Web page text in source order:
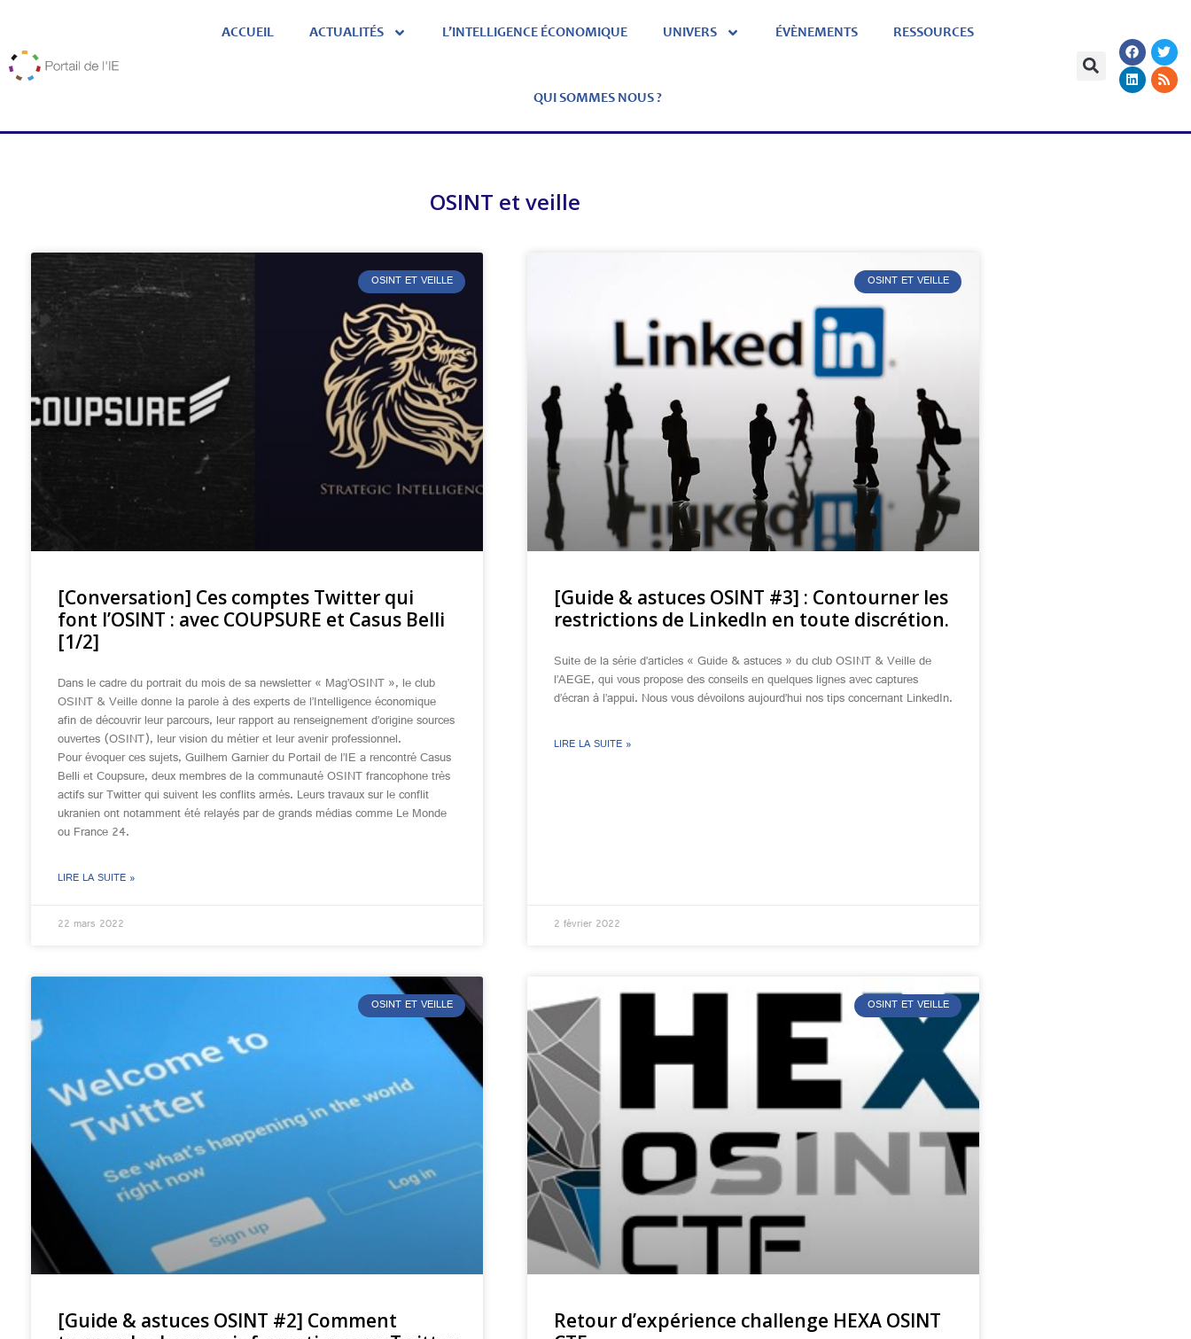
ACCUEIL ACTUALITÉS L’INTELLIGENCE ÉCONOMIQUE UNIVERS ÉVÈNEMENTS RESSOURCES
QUI SOMMES NOUS ?
OSINT et veille
OSINT ET VEILLE
[Conversation] Ces comptes Twitter qui
font l’OSINT : avec COUPSURE et Casus Belli
[1/2]
Dans le cadre du portrait du mois de sa newsletter « Mag’OSINT », le club
OSINT & Veille donne la parole à des experts de l’Intelligence économique
afin de découvrir leur parcours, leur rapport au renseignement d’origine sources
ouvertes (OSINT), leur vision du métier et leur avenir professionnel.
Pour évoquer ces sujets, Guilhem Garnier du Portail de l’IE a rencontré Casus
Belli et Coupsure, deux membres de la communauté OSINT francophone très
actifs sur Twitter qui suivent les conflits armés. Leurs travaux sur le conflit
ukranien ont notamment été relayés par de grands médias comme Le Monde
ou France 24.
LIRE LA SUITE »
22 mars 2022
OSINT ET VEILLE
[Guide & astuces OSINT #3] : Contourner les
restrictions de LinkedIn en toute discrétion.
Suite de la série d’articles « Guide & astuces » du club OSINT & Veille de
l’AEGE, qui vous propose des conseils en quelques lignes avec captures
d’écran à l’appui. Nous vous dévoilons aujourd’hui nos tips concernant LinkedIn.
LIRE LA SUITE »
2 février 2022
OSINT ET VEILLE
[Guide & astuces OSINT #2] Comment
OSINT ET VEILLE
Retour d’expérience challenge HEXA OSINT